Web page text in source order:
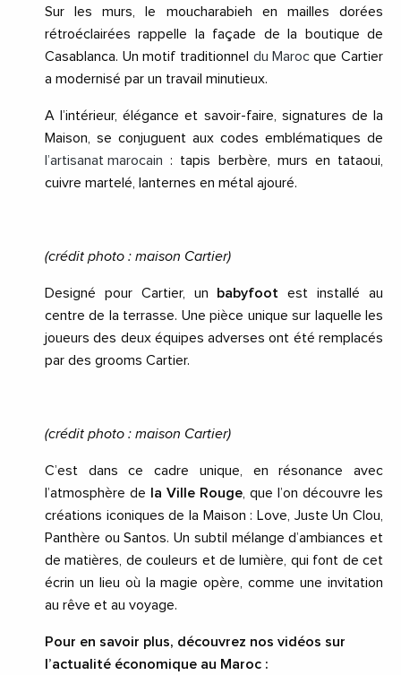
Sur les murs, le moucharabieh en mailles dorées
rétroéclairées rappelle la façade de la boutique de
Casablanca. Un motif traditionnel du Marocque Cartier
a modernisé par un travail minutieux.
A l’intérieur, élégance et savoir-faire, signatures de la
Maison, se conjuguent aux codes emblématiques de
l’artisanat marocain : tapis berbère, murs en tataoui,
cuivre martelé, lanternes en métal ajouré.
(crédit photo : maison Cartier)
Designé pour Cartier, un babyfoot est installé au
centre de la terrasse. Une pièce unique sur laquelle les
joueurs des deux équipes adverses ont été remplacés
par des grooms Cartier.
(crédit photo : maison Cartier)
C’est dans ce cadre unique, en résonance avec
l’atmosphère de
la Ville Rouge , que l’on découvre les
créations iconiques de la Maison : Love, Juste Un Clou,
Panthère ou Santos. Un subtil mélange d’ambiances et
de matières, de couleurs et de lumière, qui font de cet
écrin un lieu où la magie opère, comme une invitation
au rêve et au voyage.
Pour en savoir plus, découvrez nos vidéos sur
l’actualité économique au Maroc :